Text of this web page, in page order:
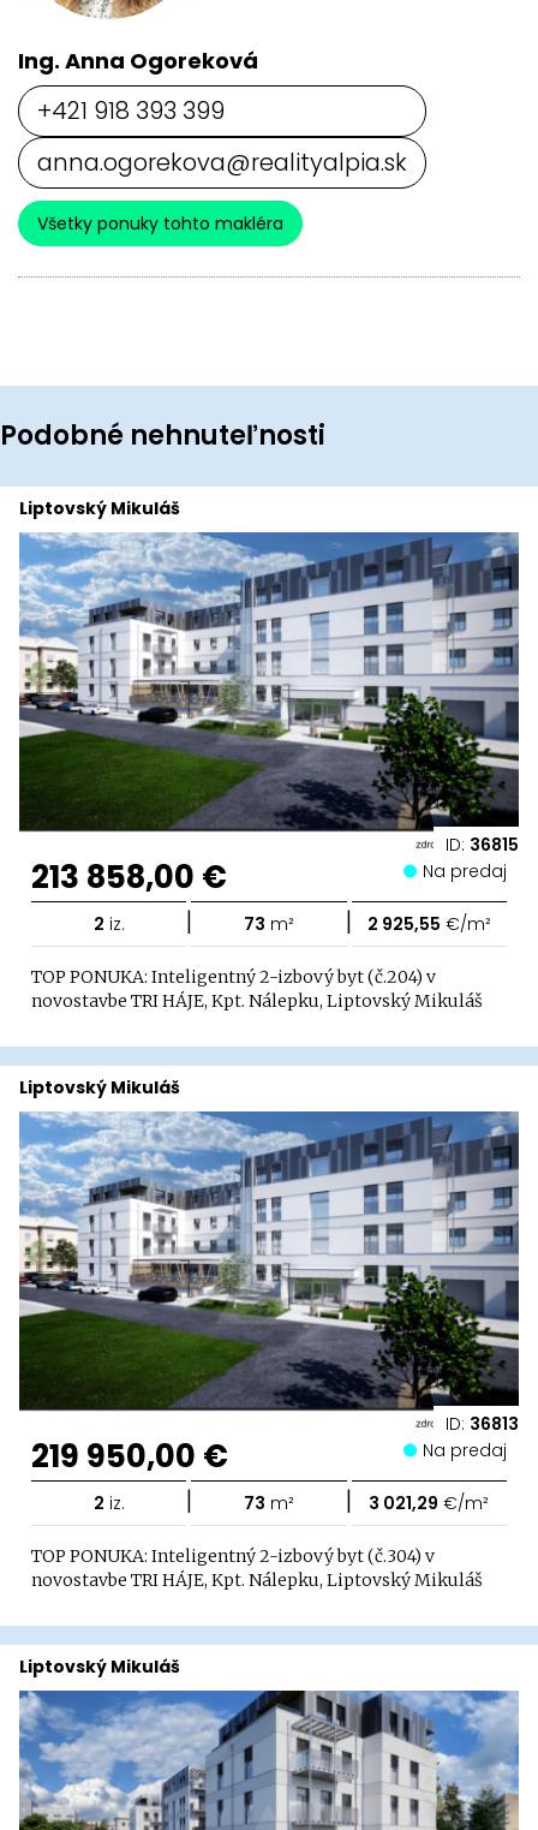
Ing. Anna Ogoreková
+421 918 393 399
anna.ogorekova@realityalpia.sk
Všetky ponuky tohto makléra
Podobné nehnuteľnosti
ID: 36815
Liptovský Mikuláš
213 858,00 € Na predaj
2 iz. | 73 m² | 2 925,55 €/m²
TOP PONUKA: Inteligentný 2-izbový byt (č.204) v
novostavbe TRI HÁJE, Kpt. Nálepku, Liptovský Mikuláš
ID: 36813
Liptovský Mikuláš
219 950,00 € Na predaj
2 iz. | 73 m² | 3 021,29 €/m²
TOP PONUKA: Inteligentný 2-izbový byt (č.304) v
novostavbe TRI HÁJE, Kpt. Nálepku, Liptovský Mikuláš
Liptovský Mikuláš